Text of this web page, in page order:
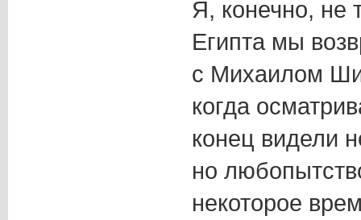
Я, конечно, не
Египта мы
с Михаилом
когда
конец видели
но
некоторое